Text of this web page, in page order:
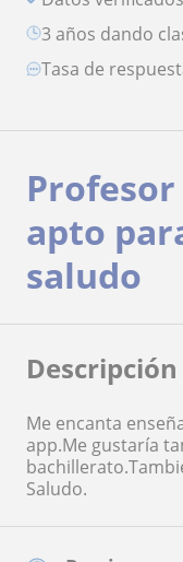
3 años dando
Tasa de
apto
saludo
Me encanta
app.Me gustaría
Saludo.